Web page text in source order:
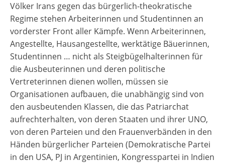
Völker Irans gegen das bürgerlich-theokratische
Regime stehen Arbeiterinnen und Studentinnen an
vorderster Front aller Kämpfe. Wenn Arbeiterinnen,
Angestellte, Hausangestellte, werktätige Bäuerinnen,
Studentinnen … nicht als Steigbügelhalterinnen für
die Ausbeuterinnen und deren politische
Vertreterinnen dienen wollen, müssen sie
Organisationen aufbauen, die unabhängig sind von
den ausbeutenden Klassen, die das Patriarchat
aufrechterhalten, von deren Staaten und ihrer UNO,
von deren Parteien und den Frauenverbänden in den
Händen bürgerlicher Parteien (Demokratische Partei
in den USA, PJ in Argentinien, Kongresspartei in Indien